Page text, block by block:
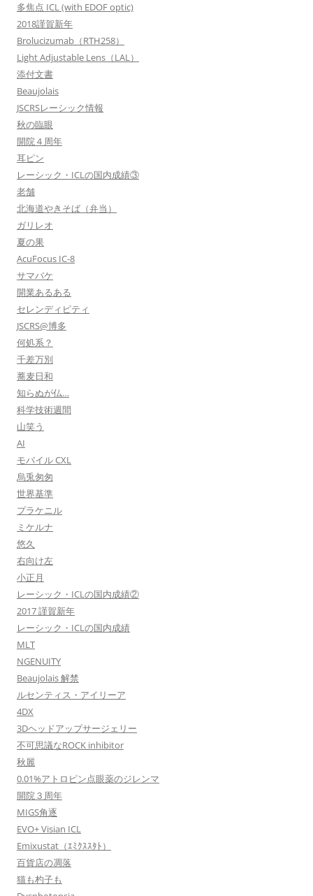
多焦点 ICL (with EDOF optic)
2018謹賀新年
Brolucizumab（RTH258）
Light Adjustable Lens（LAL）
添付文書
Beaujolais
JSCRSレーシック情報
秋の臨眼
開院４周年
耳ピン
レーシック・ICLの国内成績③
老舗
北海道やきそば（弁当）
ガリレオ
夏の果
AcuFocus IC-8
サマバケ
開業あるある
セレンディピティ
JSCRS@博多
何処系？
千差万別
蕎麦日和
知らぬが仏…
科学技術週間
山笑う
AI
モバイル CXL
烏兎匆匆
世界基準
プラケニル
ミケルナ
悠久
右向け左
小正月
レーシック・ICLの国内成績②
2017 謹賀新年
レーシック・ICLの国内成績
MLT
NGENUITY
Beaujolais 解禁
ルセンティス・アイリーア
4DX
3Dヘッドアップサージェリー
不可思議なROCK inhibitor
秋麗
0.01%アトロピン点眼薬のジレンマ
開院３周年
MIGS角逐
EVO+ Visian ICL
Emixustat（ｴﾐｸｽｽﾀﾄ）
百貨店の凋落
猫も杓子も